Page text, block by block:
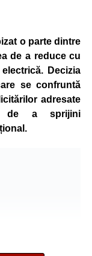
o parte dintre
de a reduce cu
Decizia
se confruntă
adresate
de a sprijini